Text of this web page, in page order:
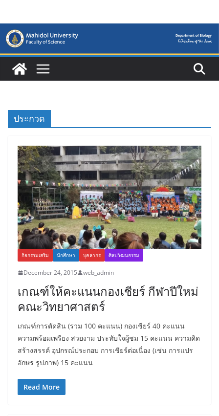
content
ประกวด
กิจกรรมเสริม นักศึกษา บุคลากร ศิลปวัฒนธรรม
December 24, 2015 web_admin
เกณฑ์ให้คะแนนกองเชียร์ กีฬาปีใหม่
คณะวิทยาศาสตร์
เกณฑ์การตัดสิน (รวม 100 คะแนน) กองเชียร์ 40 คะแนน
ความพร้อมเพรียง สวยงาม ประทับใจผู้ชม 15 คะแนน ความคิด
สร้างสรรค์ อุปกรณ์ประกอบ การเชียร์ต่อเนื่อง (เช่น การแปร
อักษร รูปภาพ) 15 คะแนน
Read More